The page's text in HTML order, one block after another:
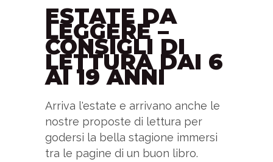
ESTATE DA
LEGGERE –
CONSIGLI DI
LETTURA DAI 6
AI 19 ANNI
Arriva l'estate e arrivano anche le
nostre proposte di lettura per
godersi la bella stagione immersi
tra le pagine di un buon libro.